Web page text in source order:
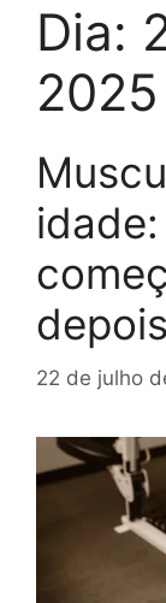
Dia:
2025
22 de julho